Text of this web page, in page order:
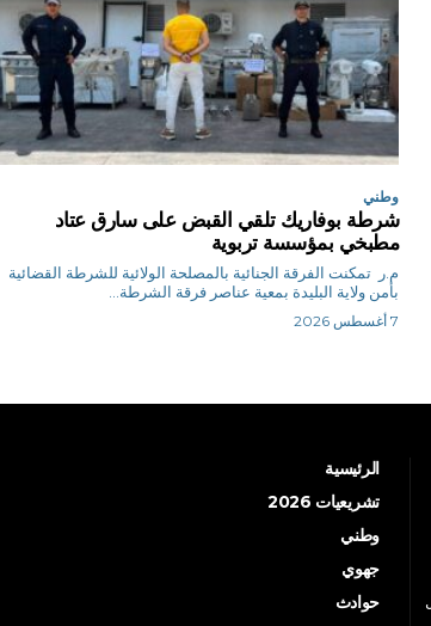
وطني
شرطة بوفاريك تلقي القبض على سارق عتاد
مطبخي بمؤسسة تربوية
م.ر تمكنت الفرقة الجنائية بالمصلحة الولائية للشرطة القضائية
بأمن ولاية البليدة بمعية عناصر فرقة الشرطة...
7 أغسطس 2026
الرئيسية
تشريعيات 2026
وطني
جهوي
حوادث